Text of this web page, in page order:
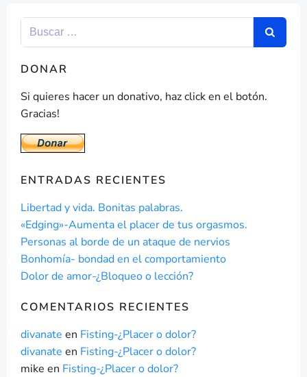
DONAR
Si quieres hacer un donativo, haz click en el botón.
Gracias!
ENTRADAS RECIENTES
Libertad y vida. Bonitas palabras.
«Edging»-Aumenta el placer de tus orgasmos.
Personas al borde de un ataque de nervios
Bonhomía- bondad en el comportamiento
Dolor de amor-¿Bloqueo o lección?
COMENTARIOS RECIENTES
divanate en Fisting-¿Placer o dolor?
divanate en Fisting-¿Placer o dolor?
mike en Fisting-¿Placer o dolor?